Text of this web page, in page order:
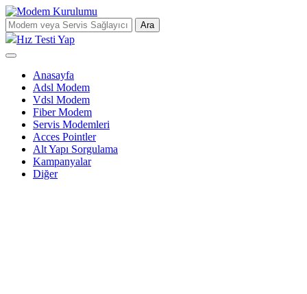
Ara
Hız Testi Yap
Anasayfa
Adsl Modem
Vdsl Modem
Fiber Modem
Servis Modemleri
Acces Pointler
Alt Yapı Sorgulama
Kampanyalar
Diğer